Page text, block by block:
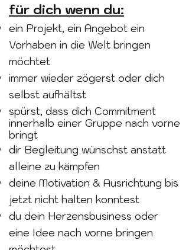
für dich wenn du:
ein Projekt, ein Angebot ein
Vorhaben in die Welt bringen
möchtet
immer wieder zögerst oder dich
selbst aufhältst
spürst, dass dich Commitment
innerhalb einer Gruppe nach vorne
bringt
dir Begleitung wünschst anstatt
alleine zu kämpfen
deine Motivation & Ausrichtung bis
jetzt nicht halten konntest
du dein Herzensbusiness oder
eine Idee nach vorne bringen